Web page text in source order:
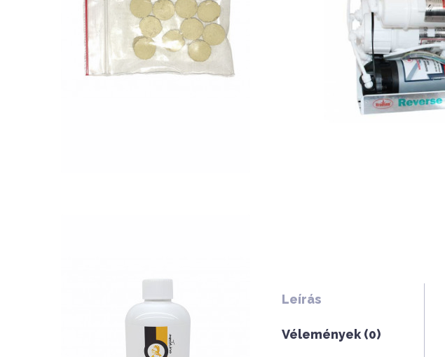
Nettó ár: 276 Ft
Aquaplant tápanyag
tabletta 10db
Nettó ár: 3,134 Ft
Leírás
Vélemények (0)